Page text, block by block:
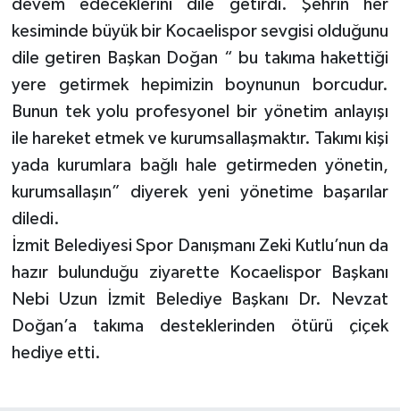
devem edeceklerini dile getirdi. Şehrin her
kesiminde büyük bir Kocaelispor sevgisi olduğunu
dile getiren Başkan Doğan “ bu takıma hakettiği
yere getirmek hepimizin boynunun borcudur.
Bunun tek yolu profesyonel bir yönetim anlayışı
ile hareket etmek ve kurumsallaşmaktır. Takımı kişi
yada kurumlara bağlı hale getirmeden yönetin,
kurumsallaşın” diyerek yeni yönetime başarılar
diledi.
İzmit Belediyesi Spor Danışmanı Zeki Kutlu’nun da
hazır bulunduğu ziyarette Kocaelispor Başkanı
Nebi Uzun İzmit Belediye Başkanı Dr. Nevzat
Doğan’a takıma desteklerinden ötürü çiçek
hediye etti.